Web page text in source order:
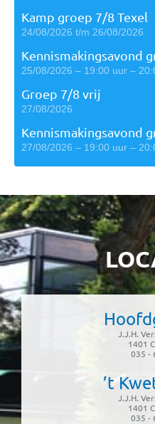
Kamp groep 7/8 Texel
24/08/2026 t/m 26/08/2026
Kennismakingsavond
25/08/2026 – 19:00 uur –
Groep 7/8 vrij
27/08/2026
Kennismakingsavond
27/08/2026 – 19:00 uur –
J.J.H.
1401
035 -
’t
J.J.H.
1401
035 -